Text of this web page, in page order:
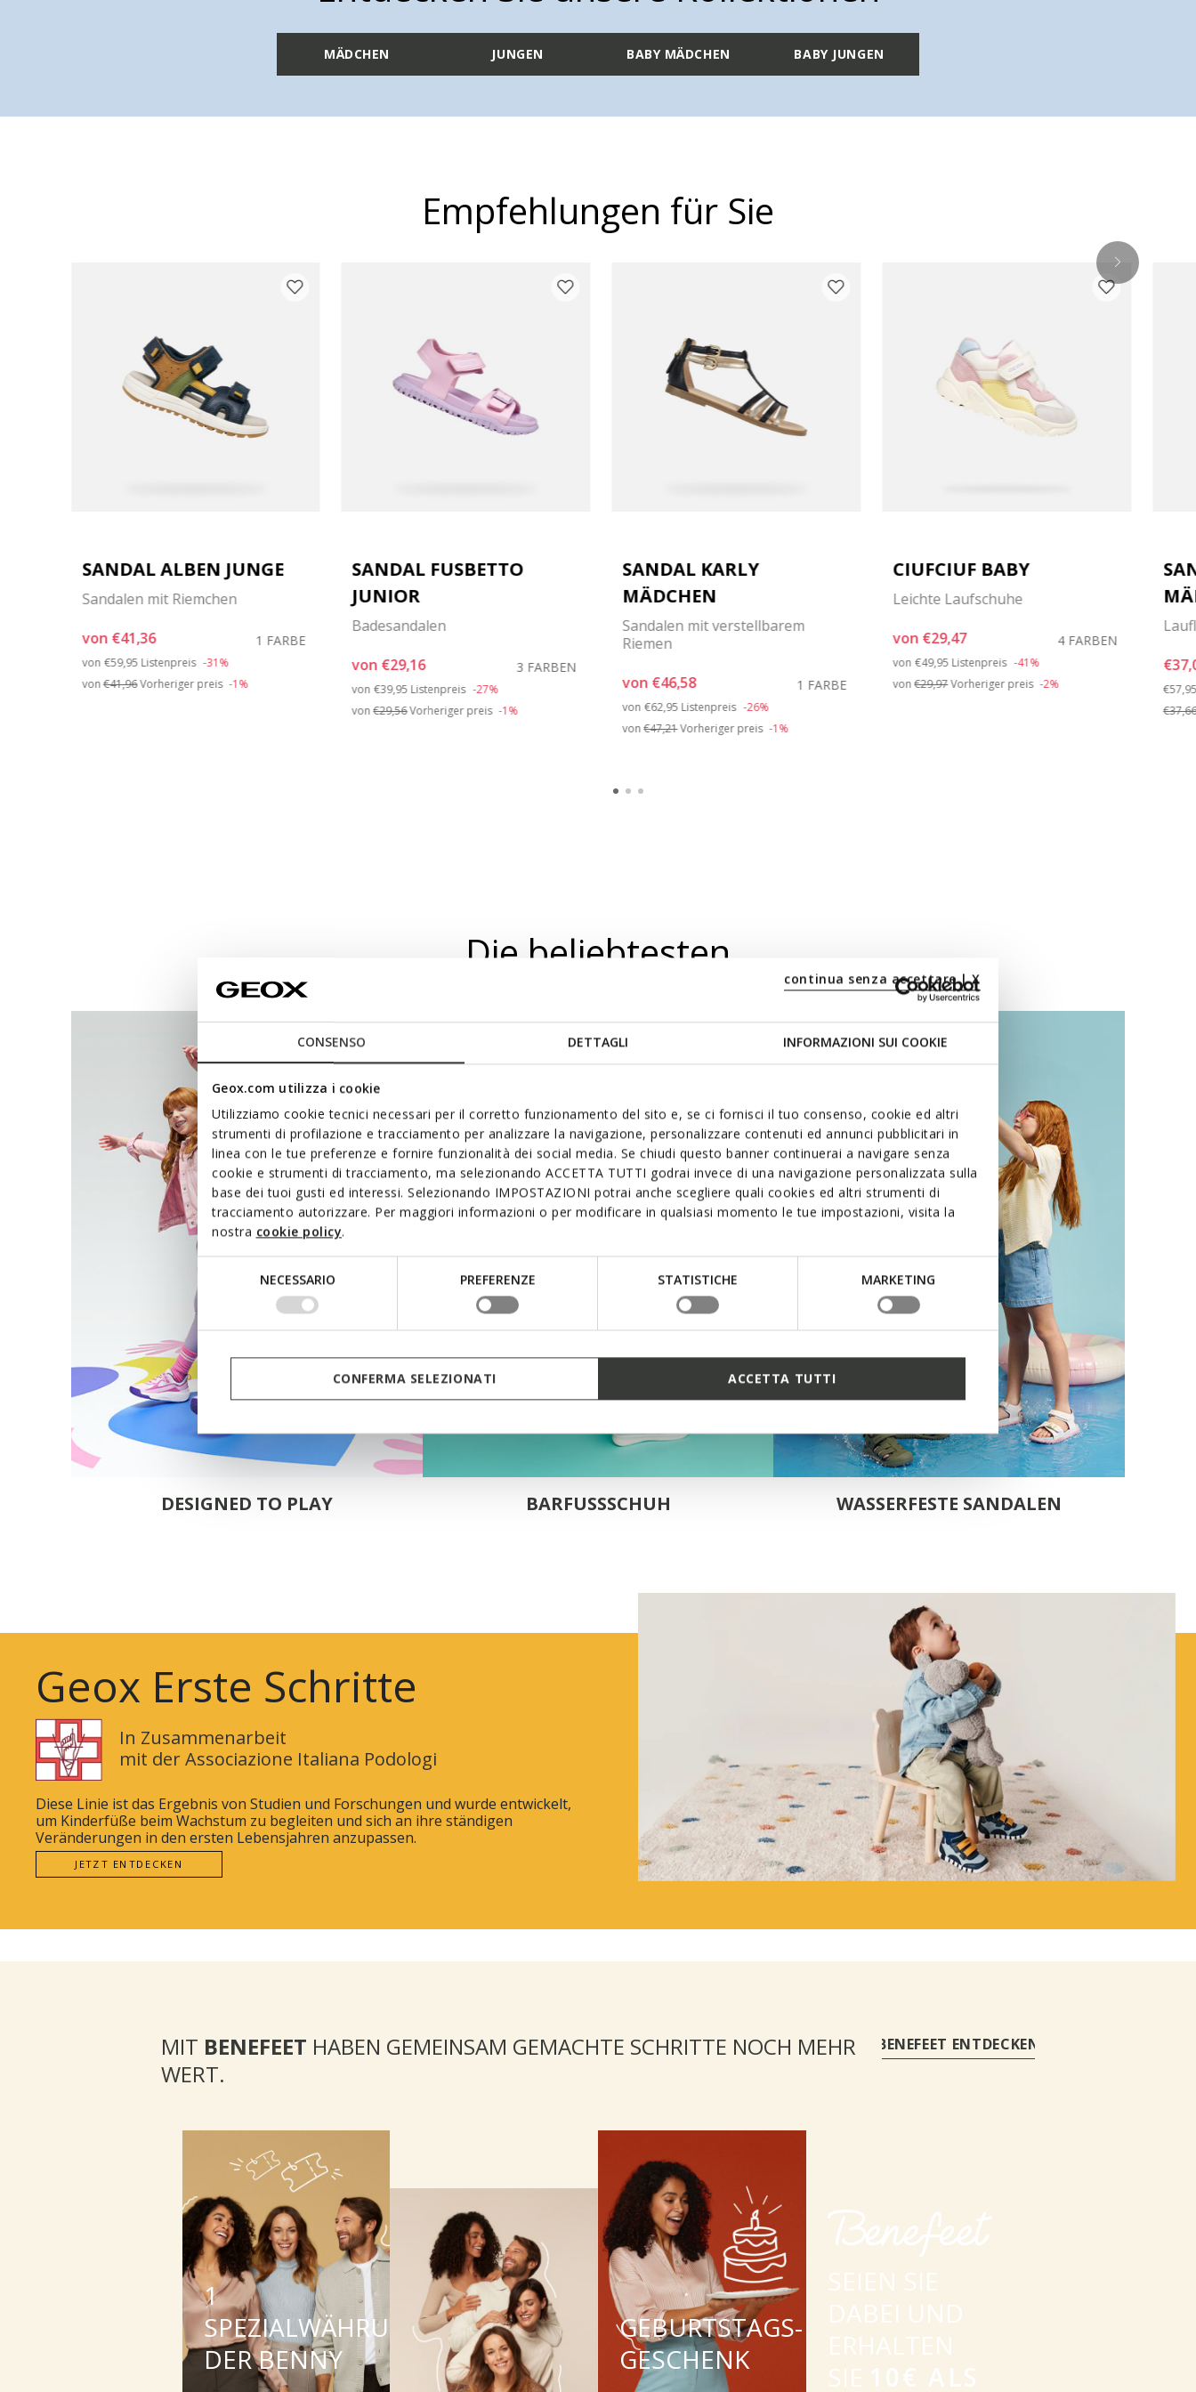
CONSENSO DETTAGLI INFORMAZIONI SUI COOKIE
Geox.com utilizza i cookie
Utilizziamo cookie tecnici necessari per il corretto funzionamento del sito e, se ci fornisci il tuo consenso, cookie ed altri
strumenti di profilazione e tracciamento per analizzare la navigazione, personalizzare contenuti ed annunci pubblicitari in
linea con le tue preferenze e fornire funzionalità dei social media. Se chiudi questo banner continuerai a navigare senza
cookie e strumenti di tracciamento, ma selezionando ACCETTA TUTTI godrai invece di una navigazione personalizzata sulla
base dei tuoi gusti ed interessi. Selezionando IMPOSTAZIONI potrai anche scegliere quali cookies ed altri strumenti di
tracciamento autorizzare. Per maggiori informazioni o per modificare in qualsiasi momento le tue impostazioni, visita la
nostra cookie policy.
Selezione
del
NECESSARIO PREFERENZE STATISTICHE MARKETING
continua senza accettare | X
CONFERMA SELEZIONATI ACCETTA TUTTI
MÄDCHEN JUNGEN BABY MÄDCHEN BABY JUNGEN
Empfehlungen für Sie
SANDAL ALBEN JUNGE
Sandalen mit Riemchen
von €41,36 1 FARBE
von Price reduced from
€59,95 to
Listenpreis -31%
von€41,96Vorheriger preis -1%
SANDAL FUSBETTO
JUNIOR
Badesandalen
von €29,16 3 FARBEN
von Price reduced from
€39,95 to
Listenpreis -27%
von€29,56Vorheriger preis -1%
SANDAL KARLY
MÄDCHEN
Sandalen mit verstellbarem
Riemen
von €46,58 1 FARBE
von Price reduced from
€62,95 to
Listenpreis -26%
von€47,21Vorheriger preis -1%
CIUFCIUF BABY
Leichte Laufschuhe
von €29,47 4 FARBEN
von Price reduced from
€49,95 to
Listenpreis -41%
von€29,97Vorheriger preis -2% Price
Die beliebtesten
DESIGNED TO PLAY BARFUSSSCHUH WASSERFESTE SANDALEN
Geox Erste Schritte
Diese Linie ist das Ergebnis von Studien und Forschungen und wurde entwickelt,
um Kinderfüße beim Wachstum zu begleiten und sich an ihre ständigen
Veränderungen in den ersten Lebensjahren anzupassen.
In Zusammenarbeit
mit der Associazione Italiana Podologi
JETZT ENTDECKEN
MIT BENEFEET HABEN GEMEINSAM GEMACHTE SCHRITTE NOCH MEHR
WERT.
BENEFEET ENTDECKEN
1
SPEZIALWÄHRUNG,
DER BENNY
GEBURTSTAGS-
GESCHENK
SEIEN SIE
DABEI UND
ERHALTEN
SIE 10€ ALS